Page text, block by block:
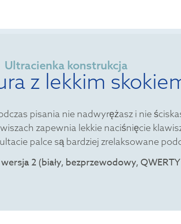
Ultracienka konstrukcja
z lekkim
pisania nie nadwyrężasz i nie
zapewnia lekkie naciśnięcie
palce są bardziej zrelaksowane